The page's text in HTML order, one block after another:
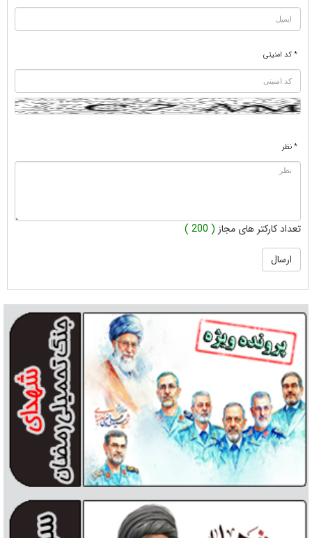
* کد امنیتی
* نظر
تعداد کارکتر های مجاز ( 200 )